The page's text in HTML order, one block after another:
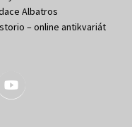
Albatros
– online antikvariát